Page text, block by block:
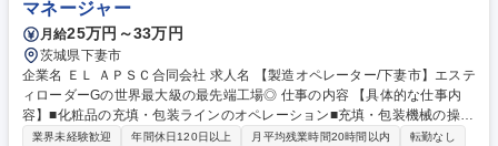
マネージャー
月給25万円～33万円
茨城県下妻市
企業名 ＥＬ ＡＰＳＣ合同会社 求人名 【製造オペレーター/下妻市】エステ
ィローダーGの世界最大級の最先端工場◎ 仕事の内容 【具体的な仕事内
容】■化粧品の充填・包装ラインのオペレーション■充填・包装機械の操
作、調整■品質チェック、トラブル対応■品種切替のための部品交換作業 ■
業界未経験歓迎 年間休日120日以上 月平均残業時間20時間以内
転勤なし